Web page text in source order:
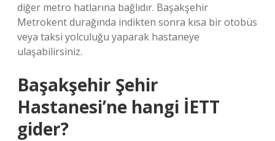
diğer metro hatlarına bağlıdır. Başakşehir
Metrokent durağında indikten sonra kısa bir otobüs
veya taksi yolculuğu yaparak hastaneye
ulaşabilirsiniz.
Başakşehir Şehir
Hastanesi’ne hangi İETT
gider?